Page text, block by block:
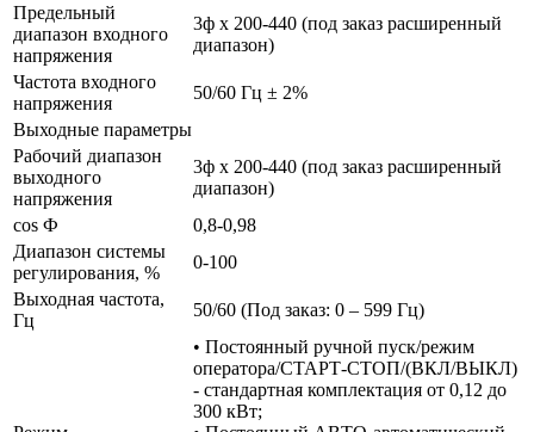
Предельный
диапазон входного
напряжения
3ф х 200-440 (под заказ расширенный
диапазон)
Частота входного
напряжения
50/60 Гц ± 2%
Выходные параметры
Рабочий диапазон
выходного
напряжения
3ф х 200-440 (под заказ расширенный
диапазон)
cos Ф
0,8-0,98
Диапазон системы
регулирования, %
0-100
Выходная частота,
Гц
50/60 (Под заказ: 0 – 599 Гц)
• Постоянный ручной пуск/режим
оператора/СТАРТ-СТОП/(ВКЛ/ВЫКЛ)
- стандартная комплектация от 0,12 до
300 кВт;